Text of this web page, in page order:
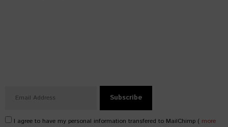
I agree to have my personal information transfered to MailChimp ( more